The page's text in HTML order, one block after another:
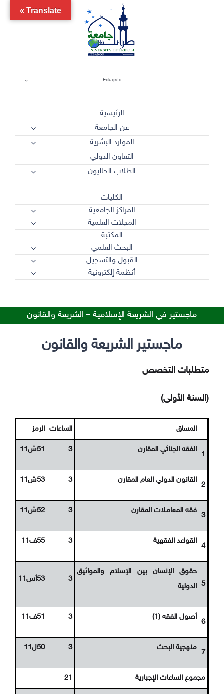
Edugate
الرئيسية
عن الجامعة
الموارد البشرية
التعاون الدولي
الطلاب الحاليون
الكليات
المراكز الجامعية
المجلات العلمية
المكتبة
البحث العلمي
القبول والتسجيل
أنظمة إلكترونية
ماجستير في الشريعة الإسلامية – الشريعة والقانون
ماجستير الشريعة والقانون
متطلبات التخصص
(السنة الأولى)
المساق الساعات الرمز
1
الفقه الجنائي المقارن 3 51ش11
2
القانون الدولي العام المقارن 3 53ش11
3
فقه المعاملات المقارن 3 52ش11
4
القواعد الفقهية 3 55ف11
5
حقوق الإنسان بين الإسلام والمواثيق
الدولية
3 53أس11
6
أصول الفقه (1) 3 51ف11
7
منهجية البحث 3 50ل11
مجموع الساعات الإجبارية 21
Translate »